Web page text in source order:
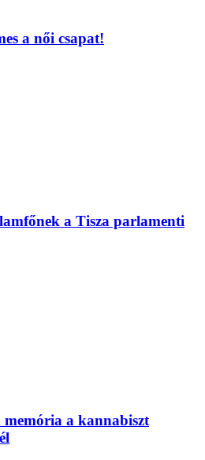
a női csapat!
a Tisza parlamenti
a kannabiszt